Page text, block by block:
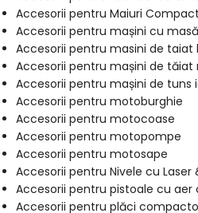
Accesorii pentru Maiuri
Accesorii pentru mașini cu
Accesorii pentru masini de taiat
Accesorii pentru mașini de
Accesorii pentru mașini de tuns
Accesorii pentru motoburghie
Accesorii pentru motocoase
Accesorii pentru motopompe
Accesorii pentru motosape
Accesorii pentru Nivele cu
Accesorii pentru pistoale cu aer
Accesorii pentru plăci